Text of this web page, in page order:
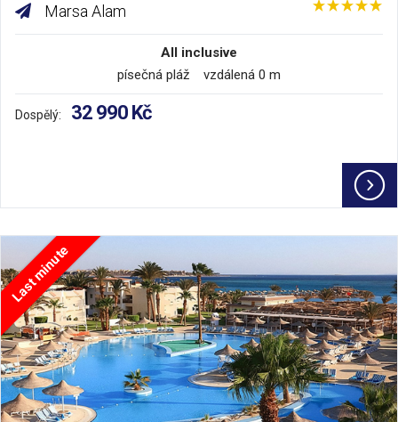
Marsa Alam
All inclusive
písečná pláž vzdálená 0 m
Dospělý: 32 990 Kč
Last minute